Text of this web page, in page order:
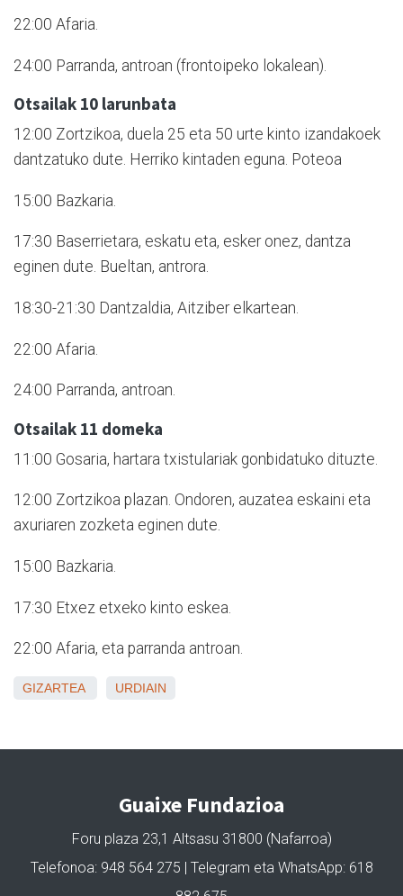
22:00 Afaria.
24:00 Parranda, antroan (frontoipeko lokalean).
Otsailak 10 larunbata
12:00 Zortzikoa, duela 25 eta 50 urte kinto izandakoek
dantzatuko dute. Herriko kintaden eguna. Poteoa
15:00 Bazkaria.
17:30 Baserrietara, eskatu eta, esker onez, dantza
eginen dute. Bueltan, antrora.
18:30-21:30 Dantzaldia, Aitziber elkartean.
22:00 Afaria.
24:00 Parranda, antroan.
Otsailak 11 domeka
11:00 Gosaria, hartara txistulariak gonbidatuko dituzte.
12:00 Zortzikoa plazan. Ondoren, auzatea eskaini eta
axuriaren zozketa eginen dute.
15:00 Bazkaria.
17:30 Etxez etxeko kinto eskea.
22:00 Afaria, eta parranda antroan.
GIZARTEA URDIAIN
Guaixe Fundazioa
Foru plaza 23,1 Altsasu 31800 (Nafarroa)
Telefonoa: 948 564 275 | Telegram eta WhatsApp: 618